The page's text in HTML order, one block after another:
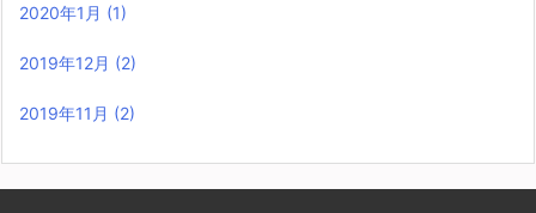
2020年1月 (1)
2019年12月 (2)
2019年11月 (2)